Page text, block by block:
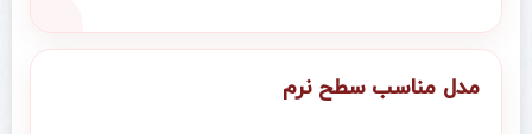
مدل مناسب سطح نرم